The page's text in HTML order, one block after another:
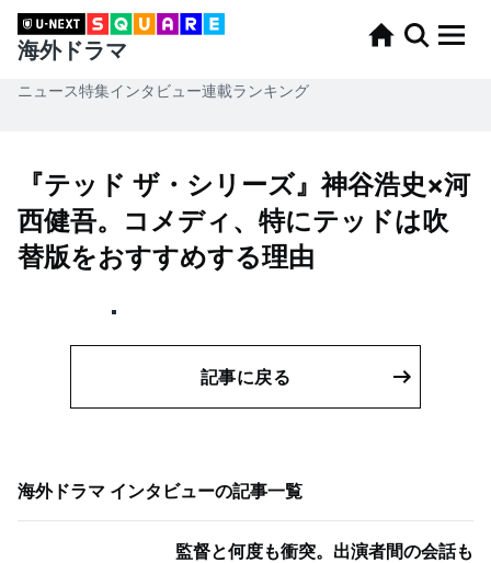
海外ドラマ
ニュース特集インタビュー連載ランキング
『テッド ザ・シリーズ』神谷浩史×河
西健吾。コメディ、特にテッドは吹
替版をおすすめする理由
記事に戻る
海外ドラマ インタビューの記事一覧
監督と何度も衝突。出演者間の会話も